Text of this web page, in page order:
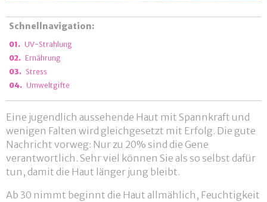
Schnellnavigation:
UV-Strahlung
Ernährung
Stress
Umweltgifte
Eine jugendlich aussehende Haut mit Spannkraft und
wenigen Falten wird gleichgesetzt mit Erfolg. Die gute
Nachricht vorweg: Nur zu 20% sind die Gene
verantwortlich. Sehr viel können Sie als so selbst dafür
tun, damit die Haut länger jung bleibt.
Ab 30 nimmt beginnt die Haut allmählich, Feuchtigkeit